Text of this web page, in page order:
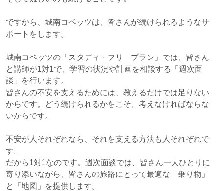
ですから、城南コベッツは、皆さんが続けられるようなサ
ポートをします。
城南コベッツの「スタディ・フリープラン」では、皆さん
と講師が1対1で、学習の状況や計画を相談する「週次面
談」を行います。
皆さんの不安を支えるためには、教えるだけでは足りない
からです。どう続けられるかをこそ、考えなければならな
いからです。
不安が人それぞれなら、それを支える方法も人それぞれで
す。
だから1対1なのです。週次面談では、皆さん一人ひとりに
寄り添いながら、皆さんの旅路にとって最適な「乗り物」
と「地図」を提供します。